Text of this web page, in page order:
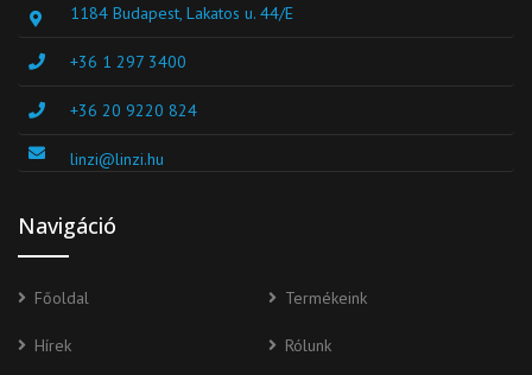
1184 Budapest, Lakatos u. 44/E
+36 1 297 3400
+36 20 9220 824
linzi@linzi.hu
Navigáció
Főoldal Termékeink
Hírek Rólunk